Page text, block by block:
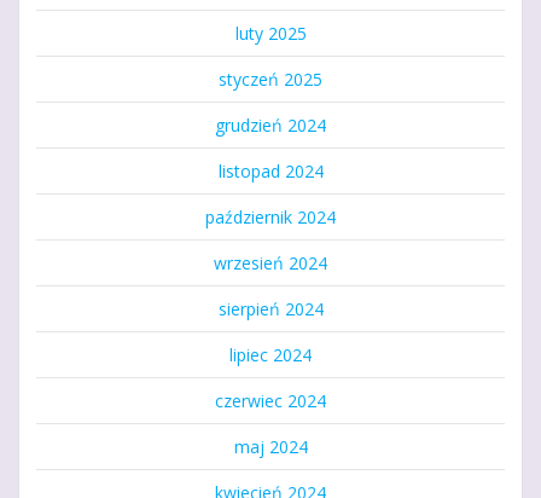
luty 2025
styczeń 2025
grudzień 2024
listopad 2024
październik 2024
wrzesień 2024
sierpień 2024
lipiec 2024
czerwiec 2024
maj 2024
kwiecień 2024